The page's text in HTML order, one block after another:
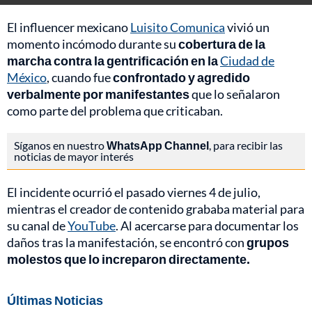
El influencer mexicanoLuisito Comunicavivió un
momento incómodo durante sucobertura de la
marcha contra la gentrificación en laCiudad de
México, cuando fueconfrontado y agredido
verbalmente por manifestantesque lo señalaron
como parte del problema que criticaban.
Síganos en nuestroWhatsApp Channel, para recibir las
noticias de mayor interés
El incidente ocurrió el pasado viernes 4 de julio,
mientras el creador de contenido grababa material para
su canal deYouTube. Al acercarse para documentar los
daños tras la manifestación, se encontró congrupos
molestos que lo increparon directamente.
Últimas Noticias